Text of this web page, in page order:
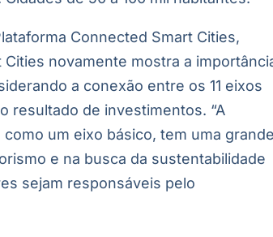
Connected Smart Cities,
novamente mostra a
a conexão entre os 11 eixos
resultado de investimentos. “A
um eixo básico, tem uma
e na busca da sustentabilidade
sejam responsáveis pelo